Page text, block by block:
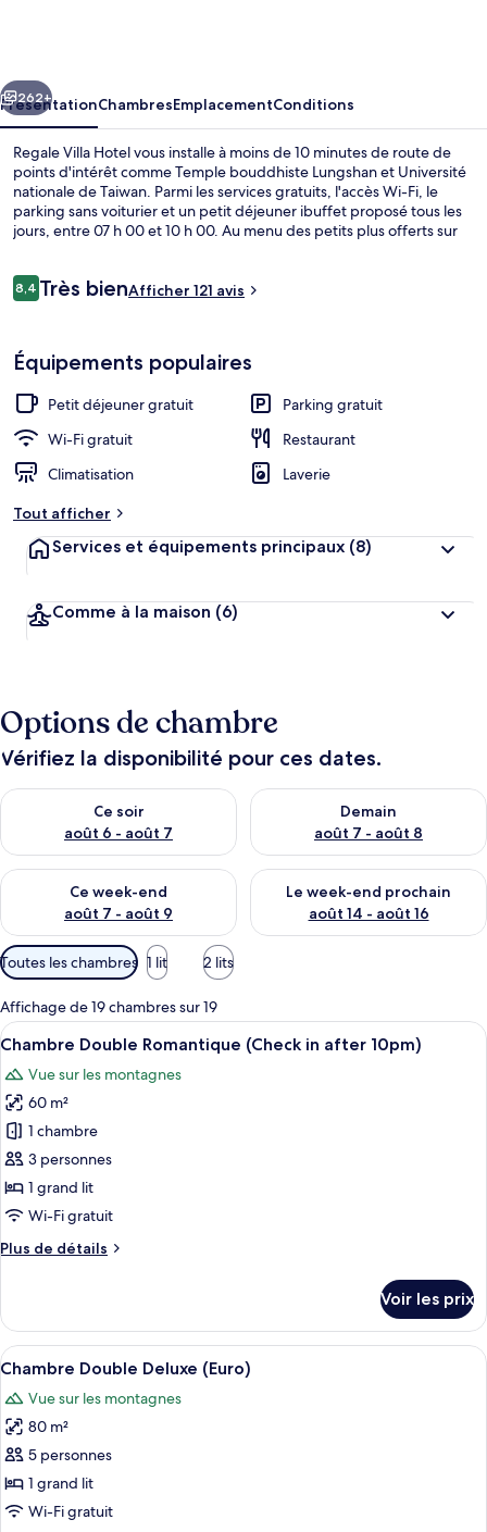
Suivant
262+
PrésentationChambresEmplacementConditions
Regale Villa Hotel vous installe à moins de 10 minutes de route de
points d'intérêt comme Temple bouddhiste Lungshan et Université
nationale de Taiwan. Parmi les services gratuits, l'accès Wi-Fi, le
parking sans voiturier et un petit déjeuner ibuffet proposé tous les
jours, entre 07 h 00 et 10 h 00. Au menu des petits plus offerts sur
Avis
voyageurs
8,48,4 sur 10
Très bienAfficher 121 avis
Équipements populaires
Petit déjeuner gratuit
Parking gratuit
Wi-Fi gratuit
Restaurant
Climatisation
Laverie
Tout afficher
Services et équipements principaux (8)
Comme à la maison (6)
Options de chambre
Vérifiez la disponibilité pour ces dates.
Ce soir
août 6 - août 7
Vérifier la disponibilité pour ce soir août 6 - août 7
Demain
août 7 - août 8
Vérifier la disponibilité pour
Ce week-end
août 7 - août 9
Vérifier la disponibilité pour ce week-end août 7 - août 9
Le week-end prochain
août 14 - août 16
Vérifier la disponibilité pour
Filtres
disponibles
pour
les
chambres
Toutes les chambres 1 lit 2 lits
Affichage de 19 chambres sur 19
Afficher
toutes
les
photos
pour
ce
type
de
chambre :
Chambre
(Check
in
after
10pm)
Une chambre d’hôtel avec un
23
Chambre Double Romantique (Check in after 10pm)
Vue sur les montagnes
60 m²
1 chambre
3 personnes
1 grand lit
Wi-Fi gratuit
Plus de détails
Plus
le
type
de
Chambre
Double
Romantique
(Check
in
after
10pm)
Voir les prix
Afficher
toutes
les
photos
pour
ce
type
Une chambre d’hôtel avec un grand
20
Chambre Double Deluxe (Euro)
Vue sur les montagnes
80 m²
5 personnes
1 grand lit
Wi-Fi gratuit